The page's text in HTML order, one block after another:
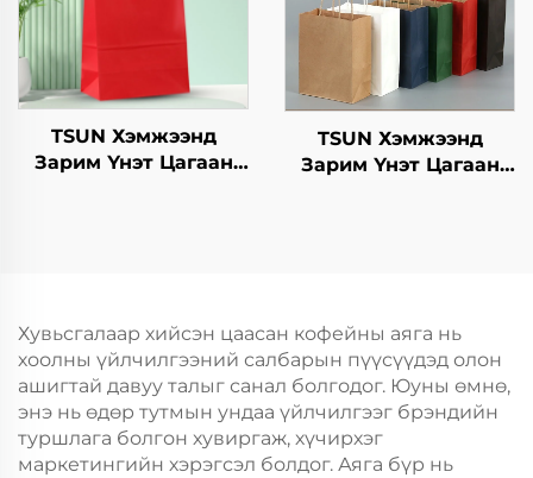
цусан хоол, цэнхэр,
дугуй, тойрог/овойн
зургийн орон суурь,
пластик зам
TSUN Хэмжээнд
Зарим Үнэт Цагаан
TSUN Хэмжээнд
Зарим Үнэт Цагаан
Пластик Пакинг
Хувьсгалаар хийсэн цаасан кофейны аяга нь
хоолны үйлчилгээний салбарын пүүсүүдэд олон
ашигтай давуу талыг санал болгодог. Юуны өмнө,
энэ нь өдөр тутмын ундаа үйлчилгээг брэндийн
туршлага болгон хувиргаж, хүчирхэг
маркетингийн хэрэгсэл болдог. Аяга бүр нь